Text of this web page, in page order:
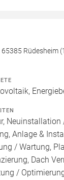
65385 Rüdesheim
Neuinstallation
Anlage &
/ Wartung,
Dach
/